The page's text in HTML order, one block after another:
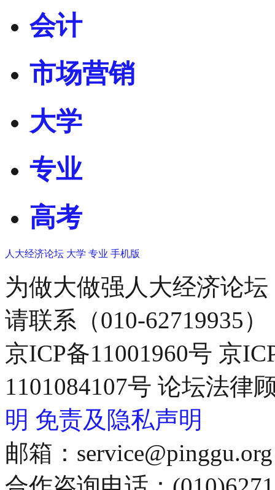
会计
市场营销
大学
专业
高考
人大经济论坛 大学 专业 手机版
为做大做强人大经济论
请联系（010-62719935）
京ICP备11001960号 京
1101084107号 论坛法律
明 免责及隐私声明
邮箱：service@pinggu.org